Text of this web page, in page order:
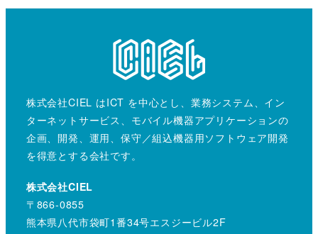
株式会社CIEL はICT を中心とし、業務システム、イン
ターネットサービス、モバイル機器アプリケーションの
企画、開発、運用、保守／組込機器用ソフトウェア開発
を得意とする会社です。
株式会社CIEL
〒866-0855
熊本県八代市袋町1番34号エスジービル2F